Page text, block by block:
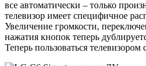
все автоматически – только
телевизор имеет специфичное
Увеличение громкости,
нажатия кнопок теперь
Теперь пользоваться телевизором